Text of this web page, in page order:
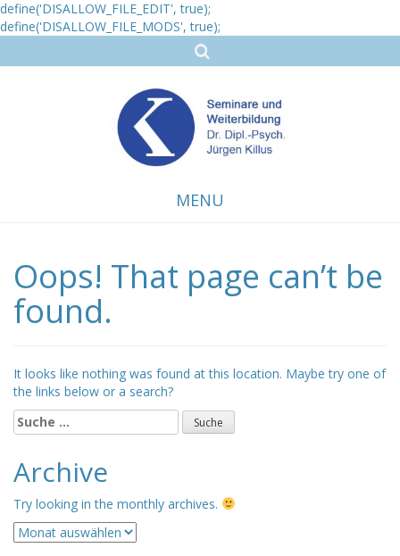
define('DISALLOW_FILE_EDIT', true);
define('DISALLOW_FILE_MODS', true);
MENU
to
content
Oops! That page can’t be
found.
It looks like nothing was found at this location. Maybe try one of
the links below or a search?
Suche
nach:
Archive
Try looking in the monthly archives.
Archive